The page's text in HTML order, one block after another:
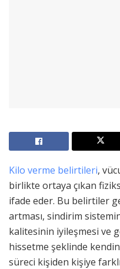
Kilo verme belirtileri,
birlikte ortaya çıkan
ifade eder. Bu belirtiler
artması, sindirim
kalitesinin iyileşmesi ve
hissetme şeklinde
süreci kişiden kişiye